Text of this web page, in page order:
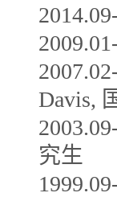
Davis,
究生